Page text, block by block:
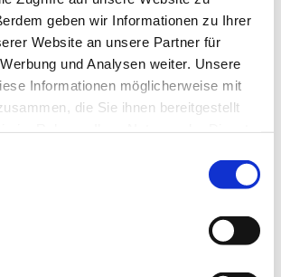
geben wir Informationen zu Ihrer
Website an unsere Partner für
und Analysen weiter. Unsere
Informationen möglicherweise mit
die Sie ihnen bereitgestellt